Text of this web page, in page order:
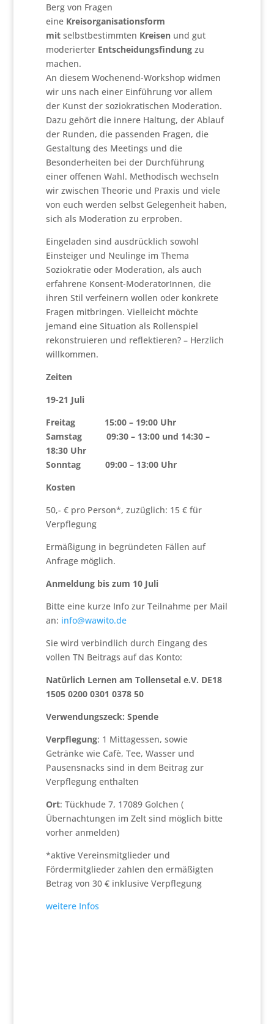
Berg von Fragen
eine Kreisorganisationsform
mit selbstbestimmten Kreisen und gut
moderierter Entscheidungsfindungzu
machen.
An diesem Wochenend-Workshop widmen
wir uns nach einer Einführung vor allem
der Kunst der soziokratischen Moderation.
Dazu gehört die innere Haltung, der Ablauf
der Runden, die passenden Fragen, die
Gestaltung des Meetings und die
Besonderheiten bei der Durchführung
einer offenen Wahl. Methodisch wechseln
wir zwischen Theorie und Praxis und viele
von euch werden selbst Gelegenheit haben,
sich als Moderation zu erproben.
Eingeladen sind ausdrücklich sowohl
Einsteiger und Neulinge im Thema
Soziokratie oder Moderation, als auch
erfahrene Konsent-ModeratorInnen, die
ihren Stil verfeinern wollen oder konkrete
Fragen mitbringen. Vielleicht möchte
jemand eine Situation als Rollenspiel
rekonstruieren und reflektieren? – Herzlich
willkommen.
Zeiten
19-21 Juli
Freitag 15:00 – 19:00 Uhr
Samstag 09:30 – 13:00 und 14:30 –
18:30 Uhr
Sonntag 09:00 – 13:00 Uhr
Kosten
50,- € pro Person*, zuzüglich: 15 € für
Verpflegung
Ermäßigung in begründeten Fällen auf
Anfrage möglich.
Anmeldung bis zum 10 Juli
Bitte eine kurze Info zur Teilnahme per Mail
an: info@wawito.de
Sie wird verbindlich durch Eingang des
vollen TN Beitrags auf das Konto:
Natürlich Lernen am Tollensetal e.V. DE18
1505 0200 0301 0378 50
Verwendungszeck: Spende
Verpflegung: 1 Mittagessen, sowie
Getränke wie Cafè, Tee, Wasser und
Pausensnacks sind in dem Beitrag zur
Verpflegung enthalten
Ort: Tückhude 7, 17089 Golchen (
Übernachtungen im Zelt sind möglich bitte
vorher anmelden)
*aktive Vereinsmitglieder und
Fördermitglieder zahlen den ermäßigten
Betrag von 30 € inklusive Verpflegung
weitere Infos